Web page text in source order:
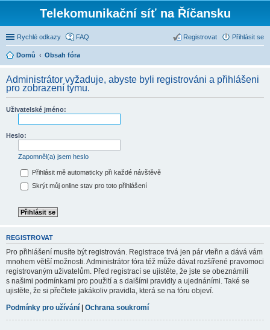
Telekomunikační síť na Říčansku
Rychlé odkazy FAQ Přihlásit se
Registrovat
Domů Obsah fóra
Administrátor vyžaduje, abyste byli registrováni a přihlášeni
pro zobrazení týmu.
Uživatelské jméno:
Heslo:
Zapomněl(a) jsem heslo
Přihlásit mě automaticky při každé návštěvě
Skrýt můj online stav pro toto přihlášení
REGISTROVAT
Pro přihlášení musíte být registrován. Registrace trvá jen pár vteřin a dává vám
mnohem větší možnosti. Administrátor fóra též může dávat rozšířené pravomoci
registrovaným uživatelům. Před registrací se ujistěte, že jste se obeznámili
s našimi podmínkami pro použití a s dalšími pravidly a ujednáními. Také se
ujistěte, že si přečtete jakákoliv pravidla, která se na fóru objeví.
Podmínky pro užívání | Ochrana soukromí